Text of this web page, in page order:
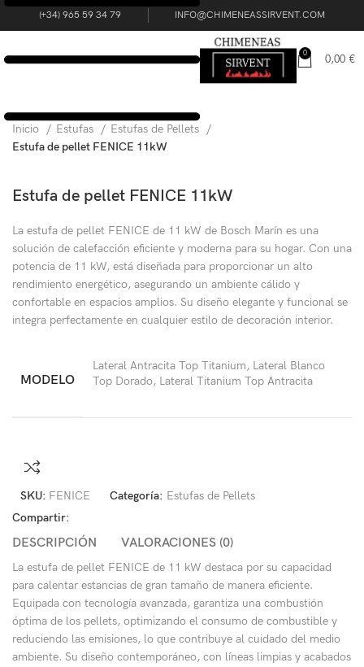
(+34) 965 59 34 79 INFO@CHIMENEASSIRVENT.COM
0 0,00 €
Inicio Estufas
Estufas de Pellets
Estufa de pellet FENICE 11kW
Estufa de pellet FENICE 11kW
La estufa de pellet FENICE de 11 kW de Bosch Marín es una
solución de calefacción eficiente y moderna para su hogar. Con una
potencia de 11 kW, está diseñada para proporcionar un alto
rendimiento energético, asegurando un ambiente cálido y
confortable en espacios amplios. Su diseño elegante y funcional se
integra perfectamente en cualquier estilo de decoración interior.
MODELO
Lateral Antracita Top Titanium, Lateral Blanco
Top Dorado, Lateral Titanium Top Antracita
SKU: FENICE Categoría: Estufas de Pellets
Compartir:
DESCRIPCIÓN VALORACIONES (0)
La estufa de pellet FENICE de 11 kW destaca por su capacidad
para calentar estancias de gran tamaño de manera eficiente.
Equipada con tecnología avanzada, garantiza una combustión
óptima de los pellets, optimizando el consumo de combustible y
reduciendo las emisiones, lo que contribuye al cuidado del medio
ambiente. Su diseño contemporáneo, con líneas limpias y acabados